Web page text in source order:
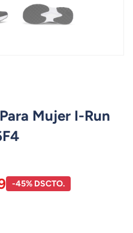
Mujer I-Run
-45% DSCTO.